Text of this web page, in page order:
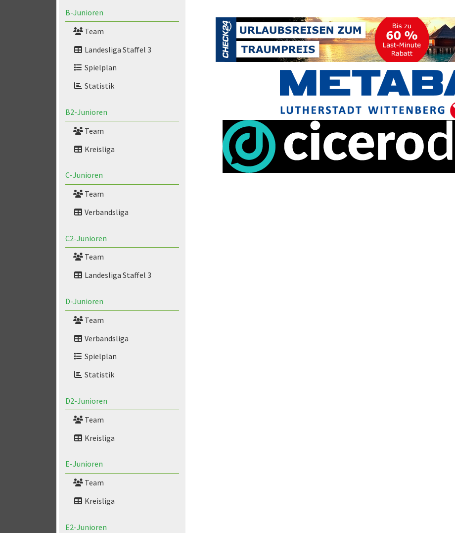
B-Junioren
Team
Landesliga Staffel 3
Spielplan
Statistik
B2-Junioren
Team
Kreisliga
C-Junioren
Team
Verbandsliga
C2-Junioren
Team
Landesliga Staffel 3
D-Junioren
Team
Verbandsliga
Spielplan
Statistik
D2-Junioren
Team
Kreisliga
E-Junioren
Team
Kreisliga
E2-Junioren